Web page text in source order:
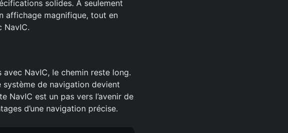
solides. À seulement
affichage magnifique, tout en
NavIC.
NavIC, le chemin reste long.
système de navigation devient
NavIC est un pas vers l’avenir de
d’une navigation précise.